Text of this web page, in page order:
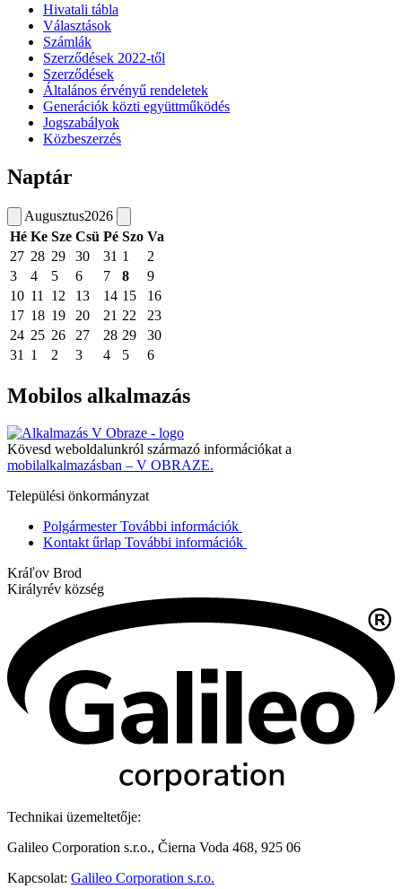
Hivatali tábla
Választások
Számlák
Szerződések 2022-től
Szerződések
Általános érvényű rendeletek
Generációk közti együttműködés
Jogszabályok
Közbeszerzés
Naptár
Augusztus2026
Hé Ke Sze Csü Pé Szo Va
27 28 29 30 31 1
2
3
4 5 6 7 8
9
10 11 12 13 14 15
16
17 18 19 20 21 22
23
24 25 26 27 28 29
30
31
1 2 3 4 5 6
Mobilos alkalmazás
Kövesd weboldalunkról származó információkat a
mobilalkalmazásban – V OBRAZE.
Települési önkormányzat
Polgármester További információk
Kontakt űrlap További információk
Kráľov Brod
Királyrév község
Technikai üzemeltetője:
Galileo Corporation s.r.o., Čierna Voda 468, 925 06
Kapcsolat: Galileo Corporation s.r.o.